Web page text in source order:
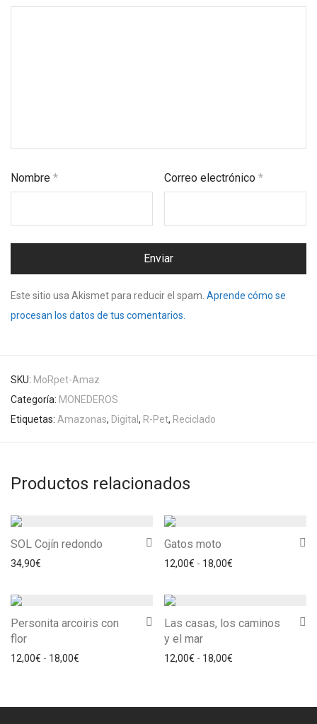
Nombre * Correo electrónico*
Este sitio usa Akismet para reducir el spam. Aprende cómo se
procesan los datos de tus comentarios.
SKU: MoRpet-Amaz
Categoría: MONEDEROS
Etiquetas: Amazonas, Digital , R-Pet, Reciclado
Productos relacionados
SOL Cojín redondo
34,90€
Gatos moto
12,00€ - 18,00€
Personita arcoiris con
flor
12,00€ - 18,00€ Rango de precios: desde 12,00€ hasta 18,00€
Las casas, los caminos
y el mar
12,00€ - 18,00€